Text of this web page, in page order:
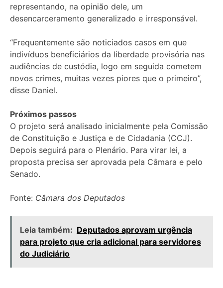
representando, na opinião dele, um
desencarceramento generalizado e irresponsável.
“Frequentemente são noticiados casos em que
indivíduos beneficiários da liberdade provisória nas
audiências de custódia, logo em seguida cometem
novos crimes, muitas vezes piores que o primeiro”,
disse Daniel.
Próximos passos
O projeto será analisado inicialmente pela Comissão
de Constituição e Justiça e de Cidadania (CCJ).
Depois seguirá para o Plenário. Para virar lei, a
proposta precisa ser aprovada pela Câmara e pelo
Senado.
Fonte: Câmara dos Deputados
Leia também: Deputados aprovam urgência
para projeto que cria adicional para servidores
do Judiciário